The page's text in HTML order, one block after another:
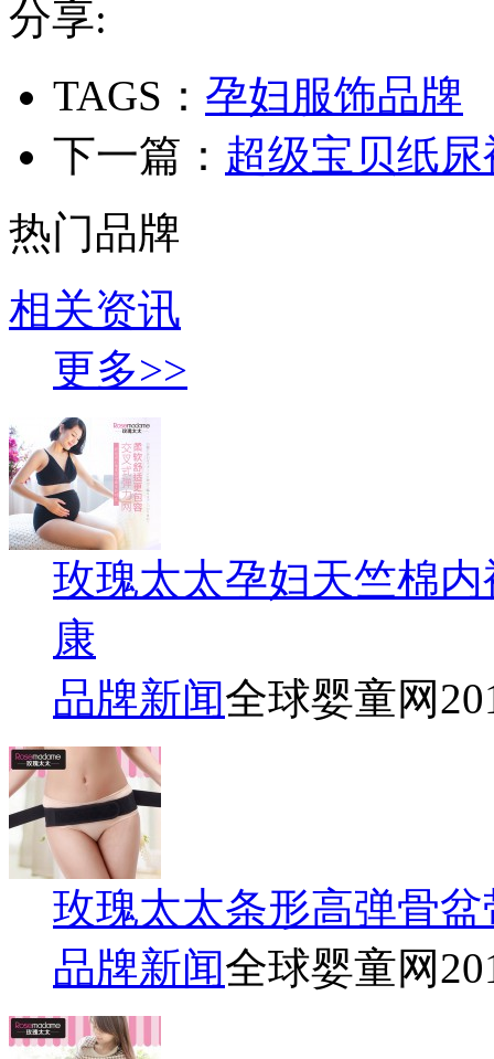
分享:
TAGS： 孕妇服饰品牌
下一篇： 超级宝贝纸
热门品牌
相关资讯
更多>>
玫瑰太太孕妇天竺棉
康
品牌新闻全球婴童网
玫瑰太太条形高弹骨
品牌新闻全球婴童网